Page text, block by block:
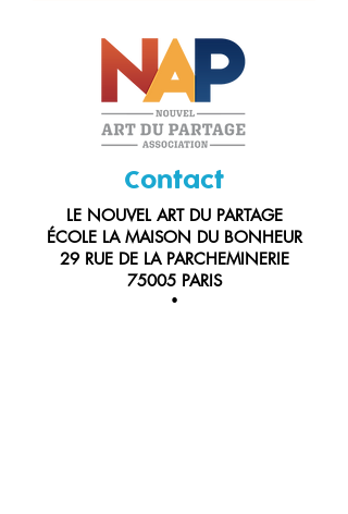
Contact
LE NOUVEL ART DU PARTAGE
ÉCOLE LA MAISON DU BONHEUR
29 RUE DE LA PARCHEMINERIE
75005 PARIS
•